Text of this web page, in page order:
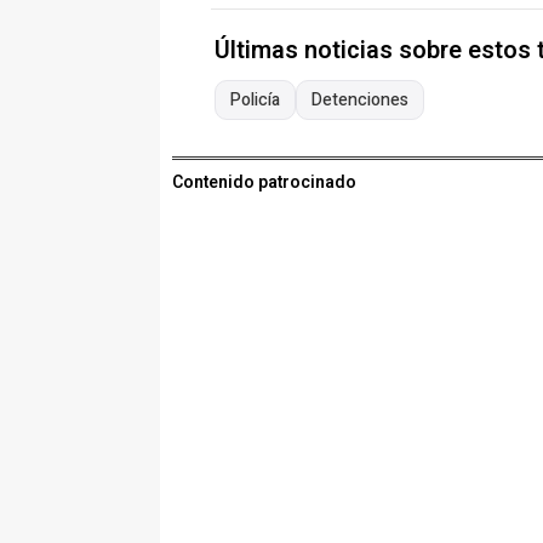
Últimas noticias sobre estos
Policía Detenciones
Contenido patrocinado